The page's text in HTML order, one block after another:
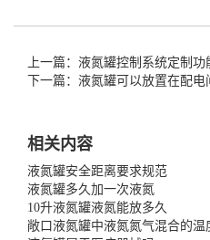
上一篇：液氮罐控制系统定制功
下一篇：液氮罐可以放置在配电
相关内容
液氮罐安全距离要求规范
液氮罐多久加一次液氮
10升液氮罐液氮能放多久
敞口液氮罐中液氮氮气混合的温